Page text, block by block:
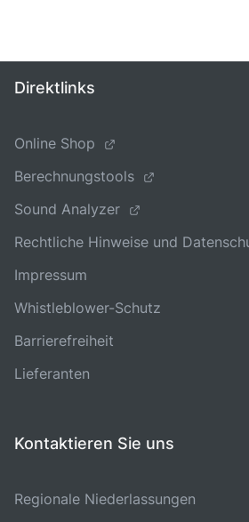
Direktlinks
Online Shop
Berechnungstools
Sound Analyzer
Rechtliche Hinweise und
Impressum
Whistleblower-Schutz
Barrierefreiheit
Lieferanten
Kontaktieren Sie uns
Regionale Niederlassungen